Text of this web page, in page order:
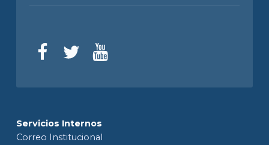
Servicios Internos
Correo Institucional